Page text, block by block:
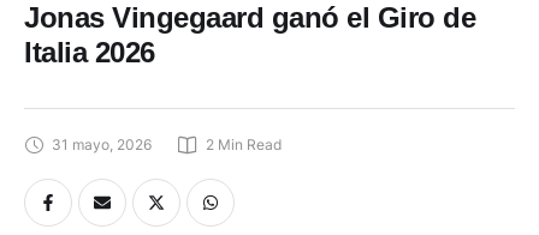
Jonas Vingegaard ganó el Giro de
Italia 2026
31 mayo, 2026 2 Min Read